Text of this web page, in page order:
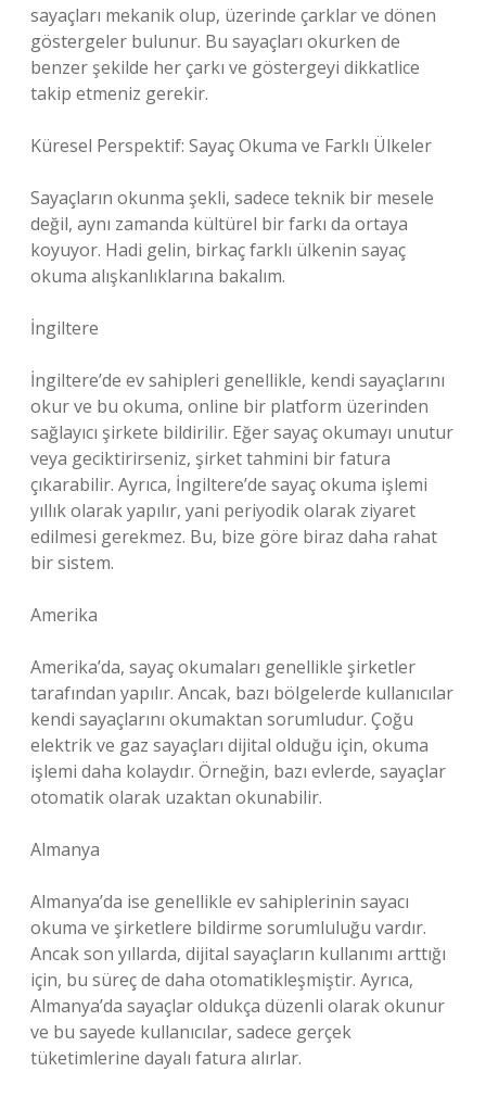
sayaçları mekanik olup, üzerinde çarklar ve dönen
göstergeler bulunur. Bu sayaçları okurken de
benzer şekilde her çarkı ve göstergeyi dikkatlice
takip etmeniz gerekir.
Küresel Perspektif: Sayaç Okuma ve Farklı Ülkeler
Sayaçların okunma şekli, sadece teknik bir mesele
değil, aynı zamanda kültürel bir farkı da ortaya
koyuyor. Hadi gelin, birkaç farklı ülkenin sayaç
okuma alışkanlıklarına bakalım.
İngiltere
İngiltere’de ev sahipleri genellikle, kendi sayaçlarını
okur ve bu okuma, online bir platform üzerinden
sağlayıcı şirkete bildirilir. Eğer sayaç okumayı unutur
veya geciktirirseniz, şirket tahmini bir fatura
çıkarabilir. Ayrıca, İngiltere’de sayaç okuma işlemi
yıllık olarak yapılır, yani periyodik olarak ziyaret
edilmesi gerekmez. Bu, bize göre biraz daha rahat
bir sistem.
Amerika
Amerika’da, sayaç okumaları genellikle şirketler
tarafından yapılır. Ancak, bazı bölgelerde kullanıcılar
kendi sayaçlarını okumaktan sorumludur. Çoğu
elektrik ve gaz sayaçları dijital olduğu için, okuma
işlemi daha kolaydır. Örneğin, bazı evlerde, sayaçlar
otomatik olarak uzaktan okunabilir.
Almanya
Almanya’da ise genellikle ev sahiplerinin sayacı
okuma ve şirketlere bildirme sorumluluğu vardır.
Ancak son yıllarda, dijital sayaçların kullanımı arttığı
için, bu süreç de daha otomatikleşmiştir. Ayrıca,
Almanya’da sayaçlar oldukça düzenli olarak okunur
ve bu sayede kullanıcılar, sadece gerçek
tüketimlerine dayalı fatura alırlar.